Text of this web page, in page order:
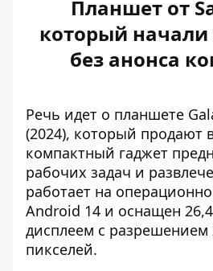
Планшет от
который начали
без анонса
Речь идет о планшете
(2024), который продают
компактный гаджет
рабочих задач и
работает на
Android 14 и оснащен
дисплеем с разрешением
пикселей.